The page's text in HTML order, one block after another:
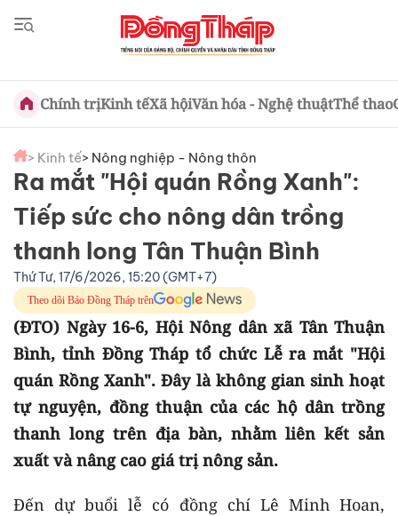
Chính trịKinh tếXã hộiVăn hóa - Nghệ thuậtThể thao
> Kinh tế> Nông nghiệp - Nông thôn
Ra mắt "Hội quán Rồng Xanh":
Tiếp sức cho nông dân trồng
thanh long Tân Thuận Bình
Thứ Tư, 17/6/2026, 15:20 (GMT+7)
Theo dõi Báo Đồng Tháp trên
(ĐTO) Ngày 16-6, Hội Nông dân xã Tân Thuận
Bình, tỉnh Đồng Tháp tổ chức Lễ ra mắt "Hội
quán Rồng Xanh". Đây là không gian sinh hoạt
tự nguyện, đồng thuận của các hộ dân trồng
thanh long trên địa bàn, nhằm liên kết sản
xuất và nâng cao giá trị nông sản.
Đến dự buổi lễ có đồng chí Lê Minh Hoan,